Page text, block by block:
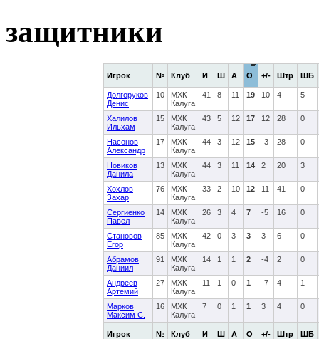
защитники
Игрок № Клуб И Ш А О +/- Штр ШБ
Игрок № Клуб И Ш А О +/- Штр ШБ
Долгоруков
Денис
10
МХК
Калуга
41 8 11 19 10 4 5
Халилов
Ильхам
15
МХК
Калуга
43 5 12 17 12 28 0
Насонов
Александр
17
МХК
Калуга
44 3 12 15 -3 28 0
Новиков
Данила
13
МХК
Калуга
44 3 11 14 2 20 3
Хохлов
Захар
76
МХК
Калуга
33 2 10 12 11 41 0
Сергиенко
Павел
14
МХК
Калуга
26 3 4 7 -5 16 0
Становов
Егор
85
МХК
Калуга
42 0 3 3 3 6 0
Абрамов
Даниил
91
МХК
Калуга
14 1 1 2 -4 2 0
Андреев
Артемий
27
МХК
Калуга
11 1 0 1 -7 4 1
Марков
Максим С.
16
МХК
Калуга
7 0 1 1 3 4 0